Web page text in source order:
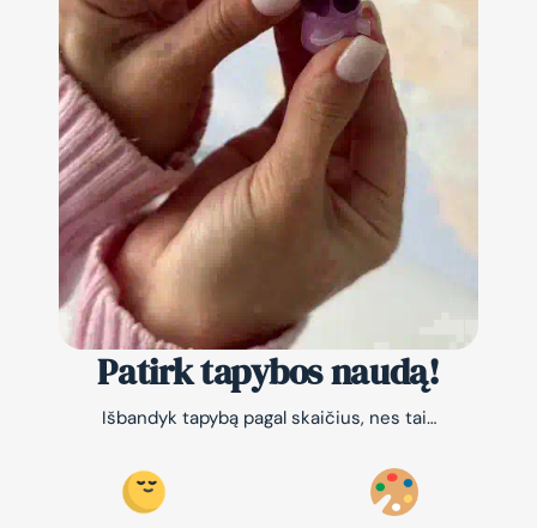
Patirk tapybos naudą!
Išbandyk tapybą pagal skaičius, nes tai…